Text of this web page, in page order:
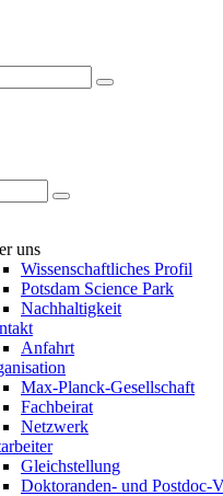
uns
Wissenschaftliches Profil
Potsdam Science Park
Nachhaltigkeit
Anfahrt
Max-Planck-Gesellschaft
Fachbeirat
Netzwerk
Gleichstellung
Doktoranden- und Postdoc-